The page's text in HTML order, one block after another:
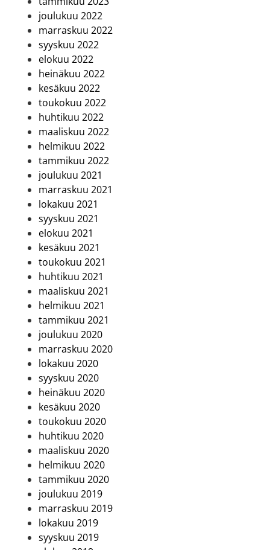
joulukuu 2022
marraskuu 2022
syyskuu 2022
elokuu 2022
heinäkuu 2022
kesäkuu 2022
toukokuu 2022
huhtikuu 2022
maaliskuu 2022
helmikuu 2022
tammikuu 2022
joulukuu 2021
marraskuu 2021
lokakuu 2021
syyskuu 2021
elokuu 2021
kesäkuu 2021
toukokuu 2021
huhtikuu 2021
maaliskuu 2021
helmikuu 2021
tammikuu 2021
joulukuu 2020
marraskuu 2020
lokakuu 2020
syyskuu 2020
heinäkuu 2020
kesäkuu 2020
toukokuu 2020
huhtikuu 2020
maaliskuu 2020
helmikuu 2020
tammikuu 2020
joulukuu 2019
marraskuu 2019
lokakuu 2019
syyskuu 2019